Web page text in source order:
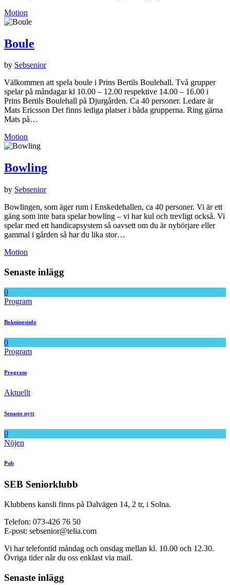
Motion
Boule
by Sebsenior
Välkommen att spela boule i Prins Bertils Boulehall. Två grupper
spelar på måndagar kl 10.00 – 12.00 respektive 14.00 – 16.00 i
Prins Bertils Boulehall på Djurgården. Ca 40 personer. Ledare är
Mats Ericsson Det finns lediga platser i båda grupperna. Ring gärna
Mats på…
Motion
Bowling
by Sebsenior
Bowlingen, som äger rum i Enskedehallen, ca 40 personer. Vi är ett
gäng som inte bara spelar bowling – vi har kul och trevligt också. Vi
spelar med ett handicapsystem så oavsett om du är nybörjare eller
gammal i gården så har du lika stor…
Motion
Senaste inlägg
0
Program
Bokningsinfo
0
Program
Program
Aktuellt
Senaste nytt
0
Nöjen
Pub
SEB Seniorklubb
Klubbens kansli finns på Dalvägen 14, 2 tr, i Solna.
Telefon: 073-426 76 50
E-post: sebsenior@telia.com
Vi har telefontid måndag och onsdag mellan kl. 10.00 och 12.30.
Övriga tider når du oss enklast via mail.
Senaste inlägg